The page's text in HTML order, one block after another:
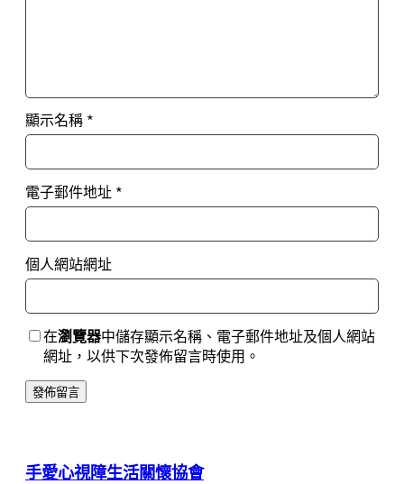
顯示名稱 *
電子郵件地址 *
個人網站網址
在瀏覽器中儲存顯示名稱、電子郵件地址及個人網站
網址，以供下次發佈留言時使用。
手愛心視障生活關懷協會